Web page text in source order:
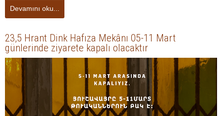
Devamını oku...
23,5 Hrant Dink Hafıza Mekânı 05-11 Mart
günlerinde ziyarete kapalı olacaktır